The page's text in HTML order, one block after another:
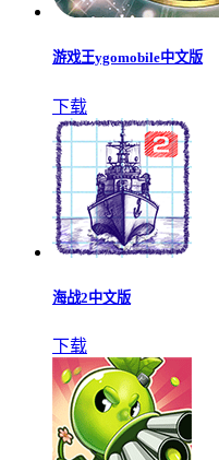
游戏王ygomobile中文版
下载
海战2中文版
下载